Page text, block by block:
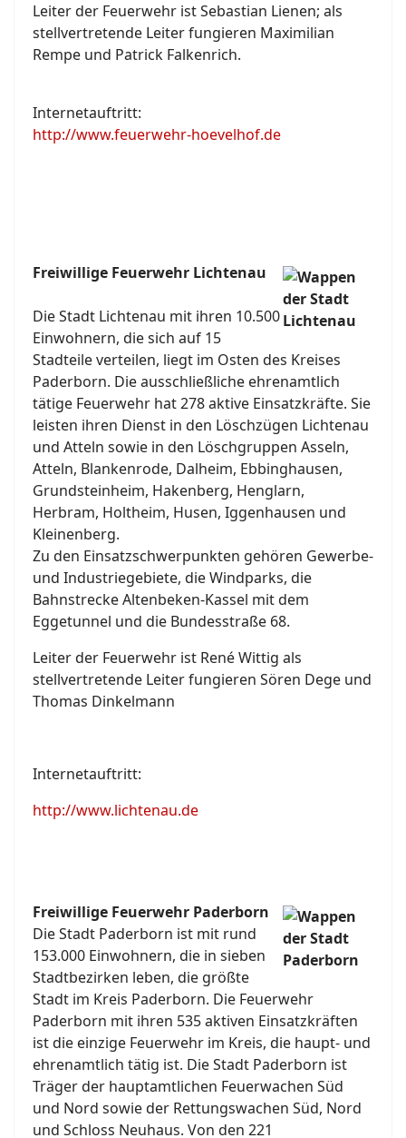
Leiter der Feuerwehr ist Sebastian Lienen; als
stellvertretende Leiter fungieren Maximilian
Rempe und Patrick Falkenrich.
Internetauftritt:
http://www.feuerwehr-hoevelhof.de
Freiwillige Feuerwehr Lichtenau
Die Stadt Lichtenau mit ihren 10.500
Einwohnern, die sich auf 15
Stadteile verteilen, liegt im Osten des Kreises
Paderborn. Die ausschließliche ehrenamtlich
tätige Feuerwehr hat 278 aktive Einsatzkräfte. Sie
leisten ihren Dienst in den Löschzügen Lichtenau
und Atteln sowie in den Löschgruppen Asseln,
Atteln, Blankenrode, Dalheim, Ebbinghausen,
Grundsteinheim, Hakenberg, Henglarn,
Herbram, Holtheim, Husen, Iggenhausen und
Kleinenberg.
Zu den Einsatzschwerpunkten gehören Gewerbe-
und Industriegebiete, die Windparks, die
Bahnstrecke Altenbeken-Kassel mit dem
Eggetunnel und die Bundesstraße 68.
Leiter der Feuerwehr ist René Wittig als
stellvertretende Leiter fungieren Sören Dege und
Thomas Dinkelmann
Internetauftritt:
http://www.lichtenau.de
Freiwillige Feuerwehr Paderborn
Die Stadt Paderborn ist mit rund
153.000 Einwohnern, die in sieben
Stadtbezirken leben, die größte
Stadt im Kreis Paderborn. Die Feuerwehr
Paderborn mit ihren 535 aktiven Einsatzkräften
ist die einzige Feuerwehr im Kreis, die haupt- und
ehrenamtlich tätig ist. Die Stadt Paderborn ist
Träger der hauptamtlichen Feuerwachen Süd
und Nord sowie der Rettungswachen Süd, Nord
und Schloss Neuhaus. Von den 221